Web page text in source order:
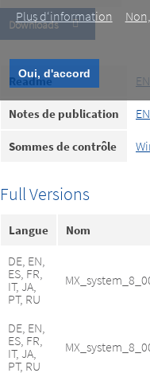
Plus d‘information
Oui, d'accord
Downloads
Readme EN
Notes de publication EN
Sommes de contrôle
Full Versions
Langue Nom
DE, EN,
ES, FR,
IT, JA,
PT, RU
DE, EN,
ES, FR,
IT, JA,
PT, RU